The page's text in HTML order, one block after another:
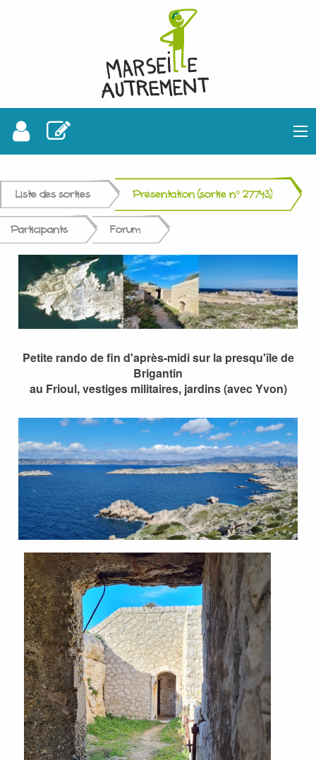
Liste des sorties Présentation (sortie n° 27743)
Participants Forum
Petite rando de fin d'après-midi sur la presqu'île de
Brigantin
au Frioul, vestiges militaires, jardins (avec Yvon)